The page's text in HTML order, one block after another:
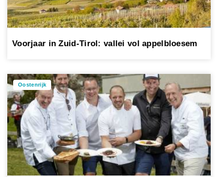
Voorjaar in Zuid-Tirol: vallei vol appelbloesem
Oostenrijk